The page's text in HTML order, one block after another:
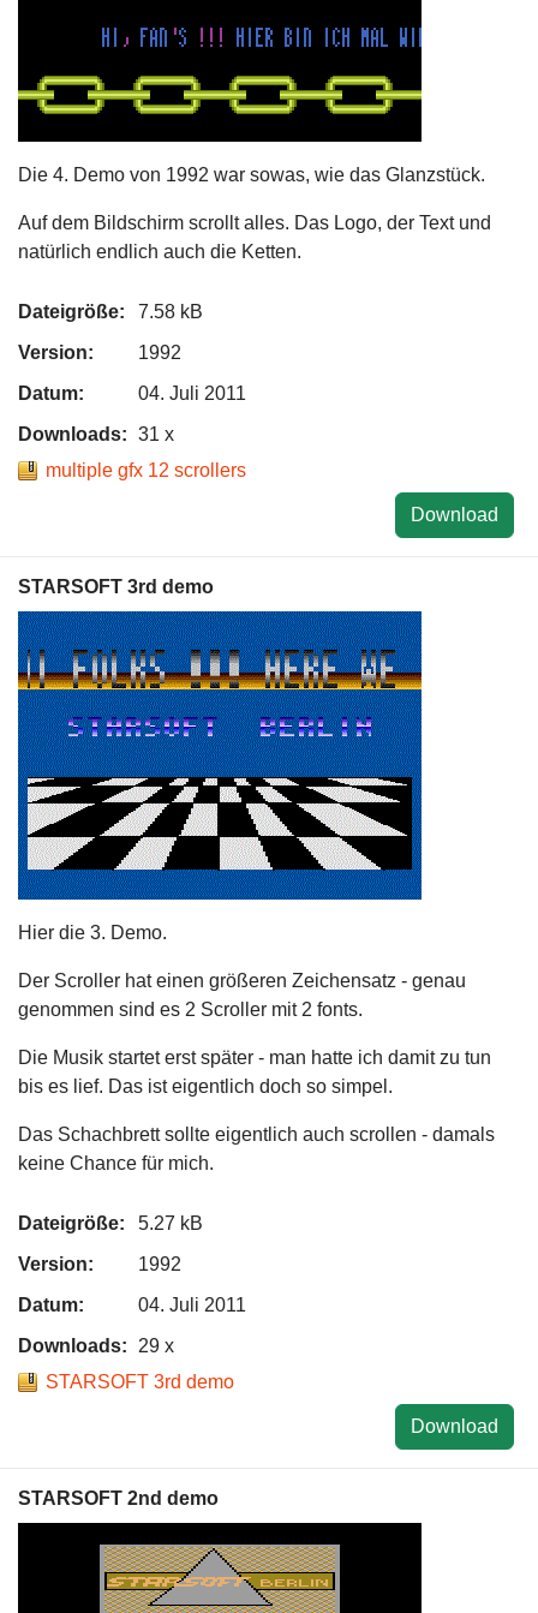
Die 4. Demo von 1992 war sowas, wie das Glanzstück.
Auf dem Bildschirm scrollt alles. Das Logo, der Text und
natürlich endlich auch die Ketten.
Dateigröße:
7.58 kB
Version:
1992
Datum:
04. Juli 2011
Downloads: 31 x
multiple gfx 12 scrollers
Download
STARSOFT 3rd demo
Hier die 3. Demo.
Der Scroller hat einen größeren Zeichensatz - genau
genommen sind es 2 Scroller mit 2 fonts.
Die Musik startet erst später - man hatte ich damit zu tun
bis es lief. Das ist eigentlich doch so simpel.
Das Schachbrett sollte eigentlich auch scrollen - damals
keine Chance für mich.
Dateigröße:
5.27 kB
Version:
1992
Datum:
04. Juli 2011
Downloads:
29 x
STARSOFT 3rd demo
Download
STARSOFT 2nd demo